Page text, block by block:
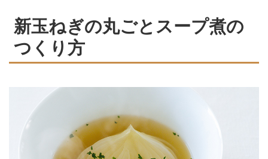
新玉ねぎの丸ごとスープ煮の
つくり方